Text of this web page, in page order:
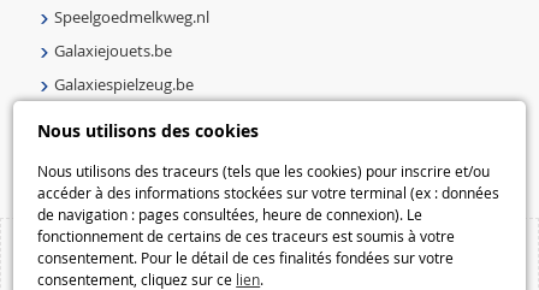
Nous utilisons des cookies
Nous utilisons des traceurs (tels que les cookies) pour inscrire et/ou
accéder à des informations stockées sur votre terminal (ex : données
de navigation : pages consultées, heure de connexion). Le
fonctionnement de certains de ces traceurs est soumis à votre
consentement. Pour le détail de ces finalités fondées sur votre
consentement, cliquez sur ce lien.
Speelgoedmelkweg.nl
Galaxiejouets.be
Galaxiespielzeug.be